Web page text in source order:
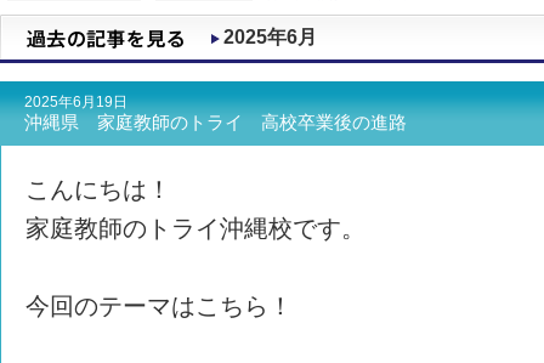
都道府県別情報
合格体験談
キャンペーン情報
2025年6月
2025年6月19日
沖縄県 家庭教師のトライ 高校卒業後の進路
こんにちは！
家庭教師のトライ沖縄校です。
今回のテーマはこちら！